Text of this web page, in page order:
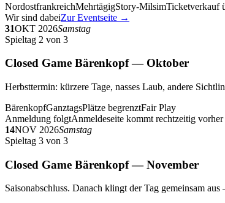
NordostfrankreichMehrtägigStory-MilsimTicketverkauf
Wir sind dabeiZur Eventseite →
31OKT 2026Samstag
Spieltag 2 von 3
Closed Game Bärenkopf — Oktober
Herbsttermin: kürzere Tage, nasses Laub, andere
BärenkopfGanztagsPlätze begrenztFair Play
Anmeldung folgtAnmeldeseite kommt rechtzeitig vorher
14NOV 2026Samstag
Spieltag 3 von 3
Closed Game Bärenkopf — November
Saisonabschluss. Danach klingt der Tag gemeinsam